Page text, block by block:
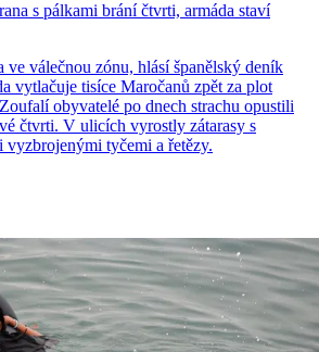
s pálkami brání čtvrti, armáda staví
ve válečnou zónu, hlásí španělský deník
vytlačuje tisíce Maročanů zpět za plot
obyvatelé po dnech strachu opustili
čtvrti. V ulicích vyrostly zátarasy s
tyčemi a řetězy.